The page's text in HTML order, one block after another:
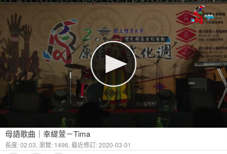
母語歌曲｜幸緹萱－Tima
長度: 02:03, 瀏覽: 1496, 最近修訂: 2020-03-01